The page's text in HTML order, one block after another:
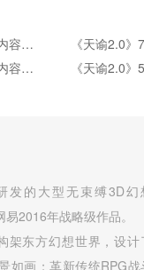
《天谕2.0》7月30日周版本更新维护内容公告
《天谕2.0》5月28日周版本更新维护内容公告
发的大型无束缚3D幻
2016年战略级作品。
架东方幻想世界，设计
如画；革新传统RPG战